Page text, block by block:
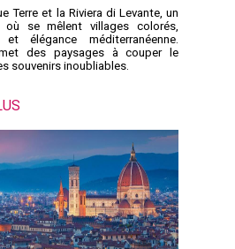
Terre et la Riviera di Levante, un
où se mêlent villages colorés,
élégance méditerranéenne.
des paysages à couper le
souvenirs inoubliables.